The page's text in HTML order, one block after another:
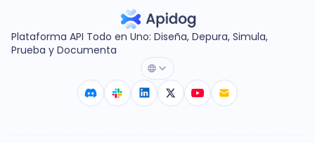
Plataforma API Todo en Uno: Diseña, Depura, Simula,
Prueba y Documenta